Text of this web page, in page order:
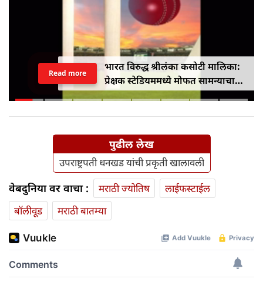
भारत विरुद्ध श्रीलंका कसोटी मालिका:
प्रेक्षक स्टेडियममध्ये मोफत सामन्याचा
आनंद घेऊ शकतात
Read more
पुढील लेख
उपराष्ट्रपती धनखड यांची प्रकृती खालावली
वेबदुनिया वर वाचा : मराठी ज्योतिष
लाईफस्टाईल
बॉलीवूड
मराठी बातम्या